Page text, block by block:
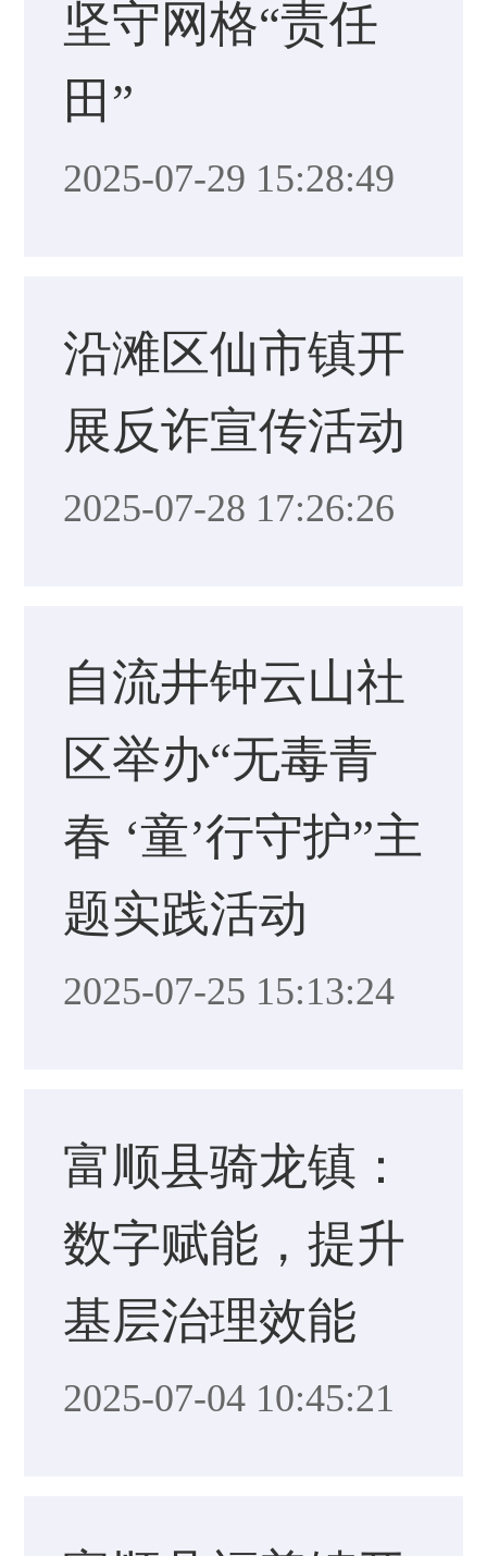
坚守网格“责任
田”
2025-07-29 15:28:49
沿滩区仙市镇开
展反诈宣传活动
2025-07-28 17:26:26
自流井钟云山社
区举办“无毒青
春 ‘童’行守护”主
题实践活动
2025-07-25 15:13:24
富顺县骑龙镇：
数字赋能，提升
基层治理效能
2025-07-04 10:45:21